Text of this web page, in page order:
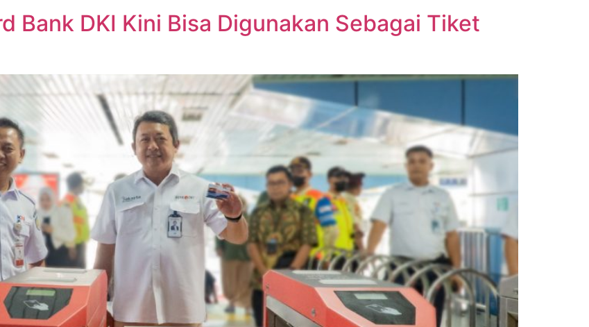
Bank DKI Kini Bisa Digunakan Sebagai Tiket